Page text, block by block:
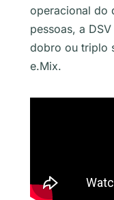
operacional do
pessoas, a
dobro ou triplo
e.Mix.